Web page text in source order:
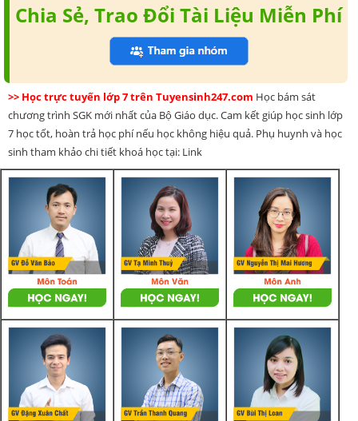
Chia Sẻ, Trao Đổi Tài Liệu Miễn Phí
>> Học trực tuyến lớp 7 trên Tuyensinh247.com Học bám sát
chương trình SGK mới nhất của Bộ Giáo dục. Cam kết giúp học sinh lớp
7 học tốt, hoàn trả học phí nếu học không hiệu quả. Phụ huynh và học
sinh tham khảo chi tiết khoá học tại: Link